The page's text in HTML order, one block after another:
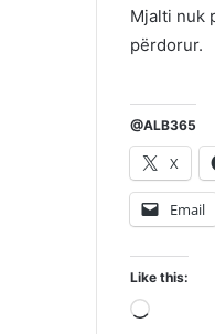
Mjalti nuk
përdorur.
@ALB365
X
Email
Like this:
Loading…